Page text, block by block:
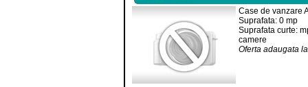
Case de vanzare
Suprafata: 0 mp
Suprafata curte:
camere
Oferta adaugata